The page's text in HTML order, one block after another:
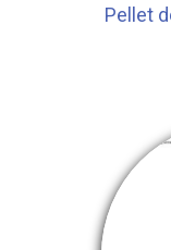
Pellet